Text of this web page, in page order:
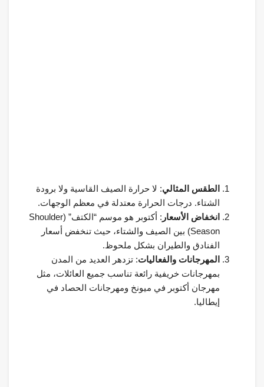
الطقس المثالي: لا حرارة الصيف القاسية ولا برودة
الشتاء. درجات الحرارة معتدلة في معظم الوجهات.
انخفاض الأسعار
: أكتوبر هو موسم “الكتف” (Shoulder
Season) بين الصيف والشتاء، حيث تنخفض أسعار
الفنادق والطيران بشكل ملحوظ.
المهرجانات والفعاليات: تزدهر العديد من المدن
بمهرجانات خريفية رائعة تناسب جميع العائلات، مثل
مهرجان أكتوبر في ميونخ ومهرجانات الحصاد في
إيطاليا.